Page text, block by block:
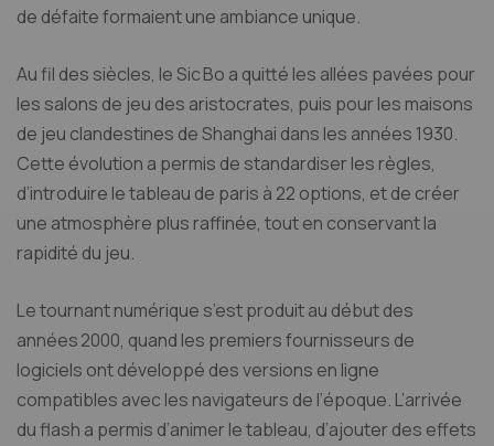
de défaite formaient une ambiance unique.
Au fil des siècles, le Sic Bo a quitté les allées pavées pour
les salons de jeu des aristocrates, puis pour les maisons
de jeu clandestines de Shanghai dans les années 1930.
Cette évolution a permis de standardiser les règles,
d’introduire le tableau de paris à 22 options, et de créer
une atmosphère plus raffinée, tout en conservant la
rapidité du jeu.
Le tournant numérique s’est produit au début des
années 2000, quand les premiers fournisseurs de
logiciels ont développé des versions en ligne
compatibles avec les navigateurs de l’époque. L’arrivée
du flash a permis d’animer le tableau, d’ajouter des effets